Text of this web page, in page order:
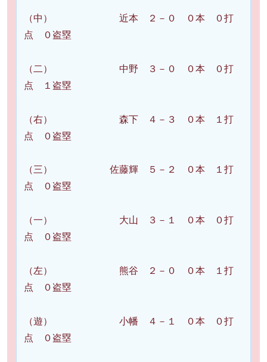
（中） 近本 ２－０ ０本 ０打
点 ０盗塁
（二） 中野 ３－０ ０本 ０打
点 １盗塁
（右） 森下 ４－３ ０本 １打
点 ０盗塁
（三） 佐藤輝 ５－２ ０本 １打
点 ０盗塁
（一） 大山 ３－１ ０本 ０打
点 ０盗塁
（左） 熊谷 ２－０ ０本 １打
点 ０盗塁
（遊） 小幡 ４－１ ０本 ０打
点 ０盗塁